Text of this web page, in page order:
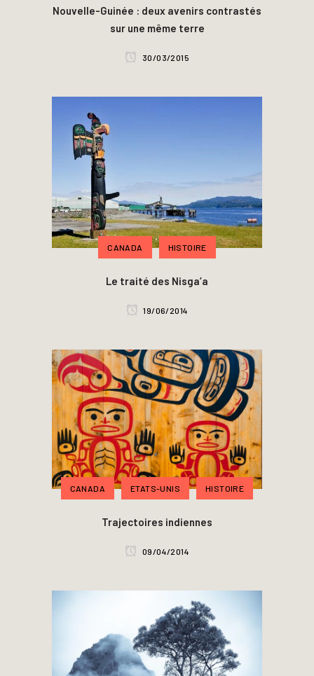
Nouvelle-Guinée : deux avenirs contrastés
sur une même terre
30/03/2015
CANADA HISTOIRE
Le traité des Nisga’a
19/06/2014
CANADA ETATS-UNIS HISTOIRE
Trajectoires indiennes
09/04/2014